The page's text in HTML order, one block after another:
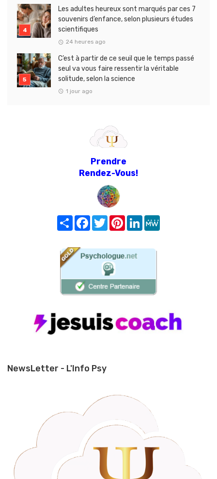
Les adultes heureux sont marqués par ces 7
souvenirs d’enfance, selon plusieurs études
scientifiques
24 heures ago
C’est à partir de ce seuil que le temps passé
seul va vous faire ressentir la véritable
solitude, selon la science
1 jour ago
Prendre
Rendez-Vous!
Share FacebookTwitterPinterest
LinkedIn
NewsLetter - L'Info Psy